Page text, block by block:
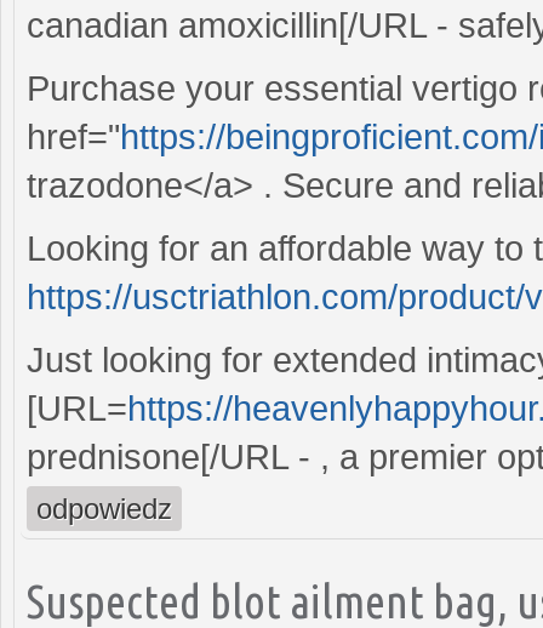
canadian amoxicillin[/URL -
Purchase your essential vertigo
href="https://
trazodone</a> . Secure and
Looking for an affordable way
https://usctriathlon.com/product/
Just looking for extended
[URL=https://
prednisone[/URL - , a premier
odpowiedz
Suspected blot ailment bag,